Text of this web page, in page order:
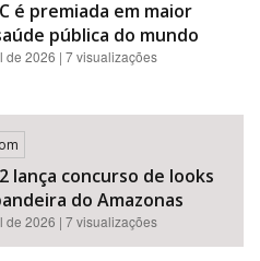
é premiada em maior
pública do mundo
de 2026 | 7 visualizações
lança concurso de looks
do Amazonas
de 2026 | 7 visualizações